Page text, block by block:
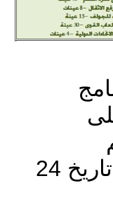
2015/2014م حتى تاريخ 24